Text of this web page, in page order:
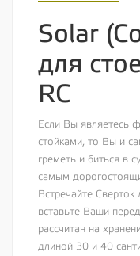
Solar
для
RC
Если Вы являетесь
стойками, то Вы и
греметь и биться в
самым
Встречайте Сверток
вставьте Ваши
рассчитан на
длиной 30 и 40